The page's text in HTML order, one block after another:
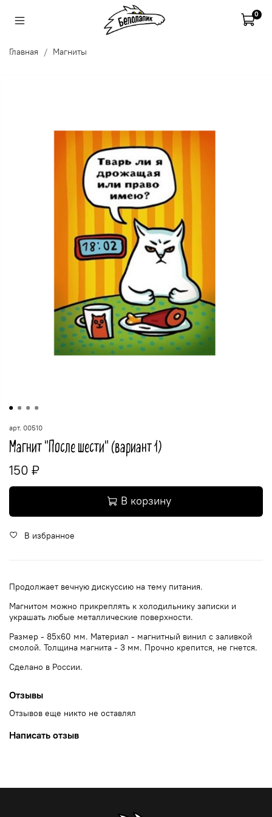
0
Главная Магниты
арт. 00510
Магнит "После шести" (вариант 1)
150 ₽
В корзину
В избранное
Продолжает вечную дискуссию на тему питания.
Магнитом можно прикреплять к холодильнику записки и
украшать любые металлические поверхности.
Размер - 85х60 мм. Материал - магнитный винил с заливкой
смолой. Толщина магнита - 3 мм. Прочно крепится, не гнется.
Сделано в России.
Отзывы
Отзывов еще никто не оставлял
Написать отзыв